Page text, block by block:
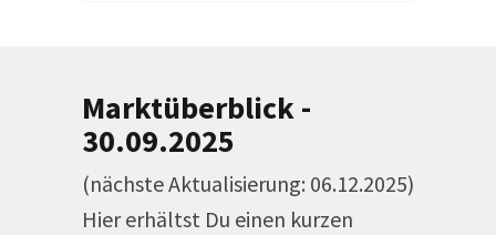
Marktüberblick -
30.09.2025
(nächste Aktualisierung: 06.12.2025)
Hier erhältst Du einen kurzen